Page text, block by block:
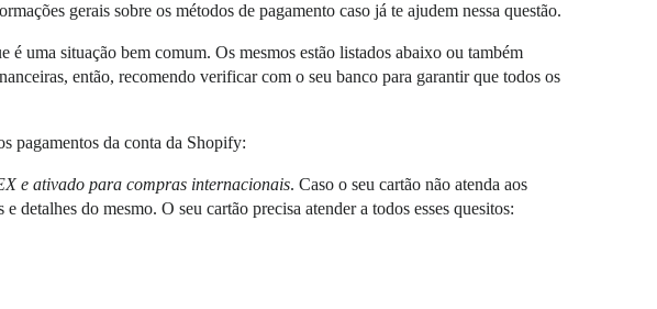
gerais sobre os métodos de pagamento caso já te ajudem nessa questão.
é uma situação bem comum. Os mesmos estão listados abaixo ou também
então, recomendo verificar com o seu banco para garantir que todos os
pagamentos da conta da Shopify:
e ativado para compras internacionais. Caso o seu cartão não atenda aos
detalhes do mesmo. O seu cartão precisa atender a todos esses quesitos: